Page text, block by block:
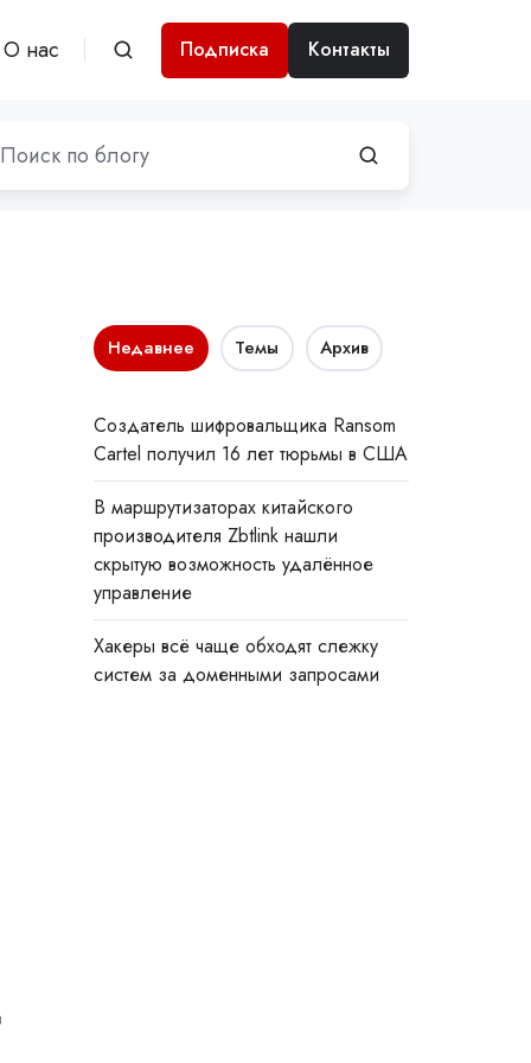
О нас Подписка Контакты
Недавнее Темы Архив
Создатель шифровальщика Ransom
Cartel получил 16 лет тюрьмы в США
В маршрутизаторах китайского
производителя Zbtlink нашли
скрытую возможность удалённое
управление
Хакеры всё чаще обходят слежку
систем за доменными запросами